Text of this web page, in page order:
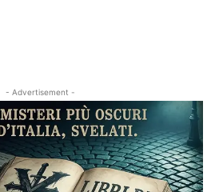
- Advertisement -